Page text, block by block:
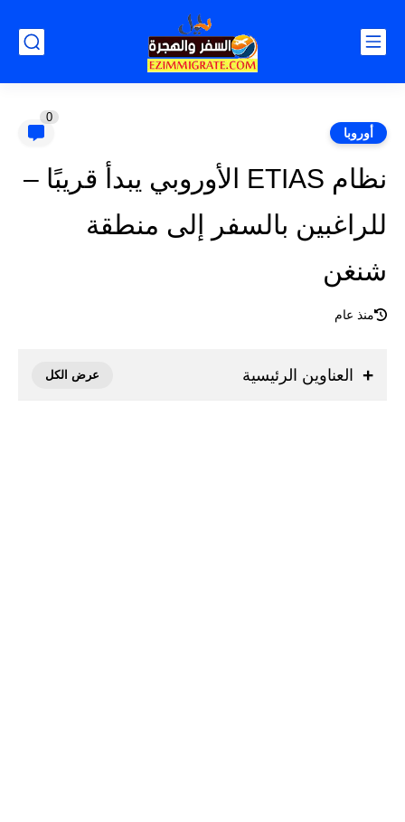
أوروبا
0
نظام ‎ETIAS الأوروبي يبدأ قريبًا –
للراغبين بالسفر إلى ‎منطقة
شنغن
منذ عام
العناوين الرئيسية